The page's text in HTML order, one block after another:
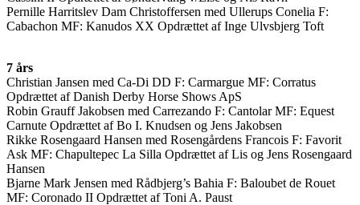
Pernille Harritslev Dam Christoffersen med Ullerups Conelia F:
Cabachon MF: Kanudos XX Opdrættet af Inge Ulvsbjerg Toft
7 års
Christian Jansen med Ca-Di DD F: Carmargue MF: Corratus
Opdrættet af Danish Derby Horse Shows ApS
Robin Grauff Jakobsen med Carrezando F: Cantolar MF: Equest
Carnute Opdrættet af Bo I. Knudsen og Jens Jakobsen
Rikke Rosengaard Hansen med Rosengårdens Francois F: Favorit
Ask MF: Chapultepec La Silla Opdrættet af Lis og Jens Rosengaard
Hansen
Bjarne Mark Jensen med Rådbjerg’s Bahia F: Baloubet de Rouet
MF: Coronado II Opdrættet af Toni A. Paust